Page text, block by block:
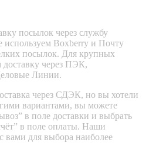
посылок через службу
Boxberry и Почту
посылок. Для крупных
через ПЭК,
Линии.
через СДЭК, но вы хотели
вариантами, вы можете
в поле доставки и выбрать
в поле оплаты. Наши
вами для выбора наиболее